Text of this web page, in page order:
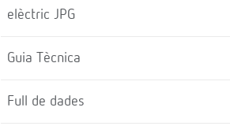
elèctric JPG
Guia Tècnica
Full de dades